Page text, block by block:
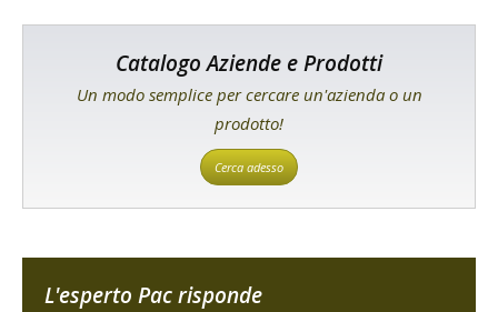
Catalogo Aziende e Prodotti
Un modo semplice per cercare un'azienda o un
prodotto!
Cerca adesso
L'esperto Pac risponde